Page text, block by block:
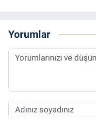
Yorumlar